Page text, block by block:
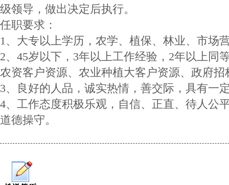
级领导，做出决定后执行。
任职要求：
1、大专以上学历，农学、植保、林业、市场
2、45岁以下，3年以上工作经验，2年以上同
农资客户资源、农业种植大客户资源、政府
3、良好的人品，诚实热情，善交际，具有一
4、工作态度积极乐观，自信、正直、待人公
道德操守。